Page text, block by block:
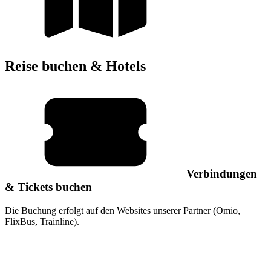
Reise buchen & Hotels
Verbindungen
& Tickets buchen
Die Buchung erfolgt auf den Websites unserer Partner (Omio,
FlixBus, Trainline).